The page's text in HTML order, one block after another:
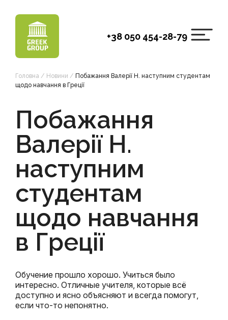
content
+38 050 454-28-79
Головна / Новини / Побажання Валерії Н. наступним студентам
щодо навчання в Греції
Побажання
Валерії Н.
наступним
студентам
щодо навчання
в Греції
Обучение прошло хорошо. Учиться было
интересно. Отличные учителя, которые всё
доступно и ясно объясняют и всегда помогут,
если что-то непонятно.